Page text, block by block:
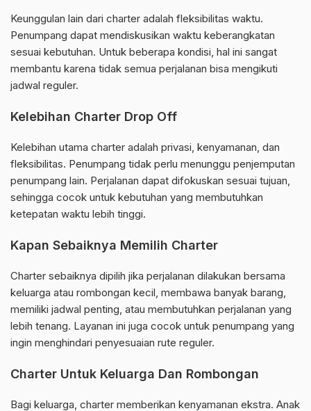
Keunggulan lain dari charter adalah fleksibilitas waktu.
Penumpang dapat mendiskusikan waktu keberangkatan
sesuai kebutuhan. Untuk beberapa kondisi, hal ini sangat
membantu karena tidak semua perjalanan bisa mengikuti
jadwal reguler.
Kelebihan Charter Drop Off
Kelebihan utama charter adalah privasi, kenyamanan, dan
fleksibilitas. Penumpang tidak perlu menunggu penjemputan
penumpang lain. Perjalanan dapat difokuskan sesuai tujuan,
sehingga cocok untuk kebutuhan yang membutuhkan
ketepatan waktu lebih tinggi.
Kapan Sebaiknya Memilih Charter
Charter sebaiknya dipilih jika perjalanan dilakukan bersama
keluarga atau rombongan kecil, membawa banyak barang,
memiliki jadwal penting, atau membutuhkan perjalanan yang
lebih tenang. Layanan ini juga cocok untuk penumpang yang
ingin menghindari penyesuaian rute reguler.
Charter Untuk Keluarga Dan Rombongan
Bagi keluarga, charter memberikan kenyamanan ekstra. Anak